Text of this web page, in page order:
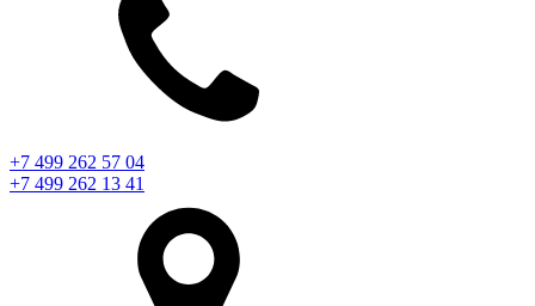
+7 499 262 57 04
+7 499 262 13 41